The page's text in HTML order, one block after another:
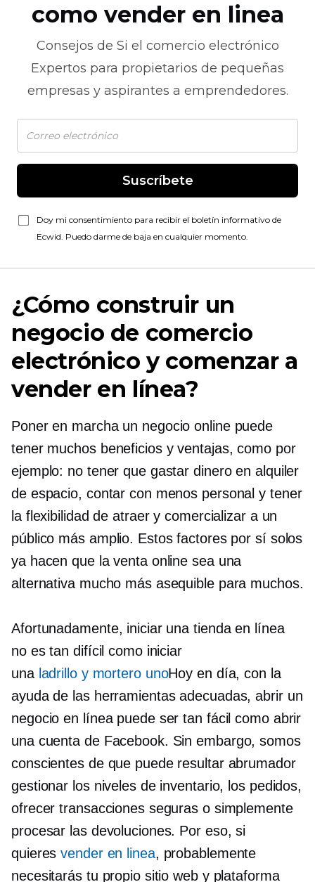
como vender en linea
Consejos de Si el comercio electrónico
Expertos para propietarios de pequeñas
empresas y aspirantes a emprendedores.
Suscríbete
Doy mi consentimiento para recibir el boletín informativo de
Ecwid. Puedo darme de baja en cualquier momento.
¿Cómo construir un
negocio de comercio
electrónico y comenzar a
vender en línea?
Poner en marcha un negocio online puede
tener muchos beneficios y ventajas, como por
ejemplo: no tener que gastar dinero en alquiler
de espacio, contar con menos personal y tener
la flexibilidad de atraer y comercializar a un
público más amplio. Estos factores por sí solos
ya hacen que la venta online sea una
alternativa mucho más asequible para muchos.
Afortunadamente, iniciar una tienda en línea
no es tan difícil como iniciar
una ladrillo y morterounoHoy en día, con la
ayuda de las herramientas adecuadas, abrir un
negocio en línea puede ser tan fácil como abrir
una cuenta de Facebook. Sin embargo, somos
conscientes de que puede resultar abrumador
gestionar los niveles de inventario, los pedidos,
ofrecer transacciones seguras o simplemente
procesar las devoluciones. Por eso, si
quieresvender en linea, probablemente
necesitarás tu propio sitio web y plataforma